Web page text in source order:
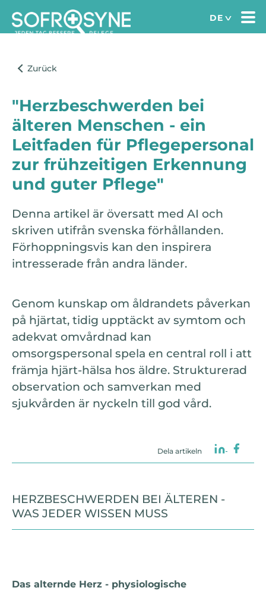
"Herzbeschwerden bei
älteren Menschen - ein
Leitfaden für Pflegepersonal
zur frühzeitigen Erkennung
und guter Pflege"
Denna artikel är översatt med AI och
skriven utifrån svenska förhållanden.
Förhoppningsvis kan den inspirera
intresserade från andra länder.
Genom kunskap om åldrandets påverkan
på hjärtat, tidig upptäckt av symtom och
adekvat omvårdnad kan
omsorgspersonal spela en central roll i att
främja hjärt-hälsa hos äldre. Strukturerad
observation och samverkan med
sjukvården är nyckeln till god vård.
Dela artikeln
HERZBESCHWERDEN BEI ÄLTEREN -
WAS JEDER WISSEN MUSS
Das alternde Herz - physiologische